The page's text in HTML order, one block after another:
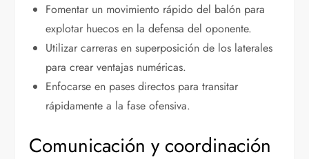
Fomentar un movimiento rápido del balón para
explotar huecos en la defensa del oponente.
Utilizar carreras en superposición de los laterales
para crear ventajas numéricas.
Enfocarse en pases directos para transitar
rápidamente a la fase ofensiva.
Comunicación y coordinación